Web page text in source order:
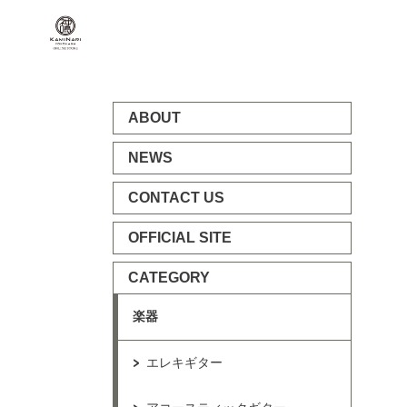
ABOUT
NEWS
CONTACT US
OFFICIAL SITE
CATEGORY
楽器
エレキギター